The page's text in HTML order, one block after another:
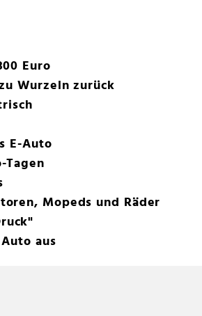
Euro
Wurzeln zurück
E-Auto
Tagen
Mopeds und Räder
aus